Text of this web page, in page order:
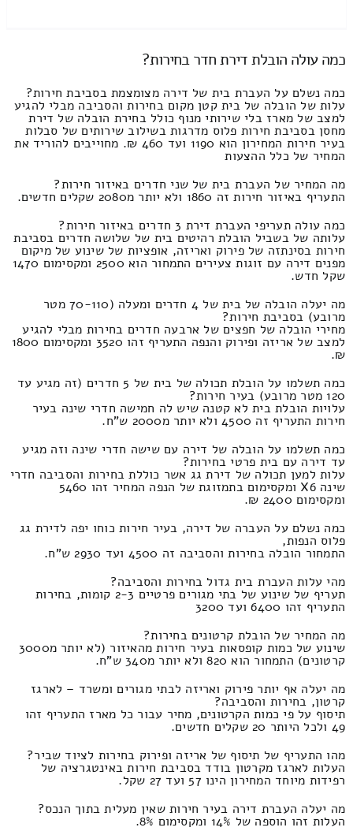
כמה עולה הובלת דירת חדר בחירות?
כמה נשלם על העברת בית של דירה מצומצמת בסביבת חירות?
עלות של הובלה של בית קטן מקום בחירות והסביבה מבלי להגיע
למצב של מארז בלי שירותי מנוף כולל בחירת הובלה של דירת
מחסן בסביבת חירות פלוס מדרגות בשילוב שירותים של סבלות
בעיר חירות המחירון הוא 1190 ועד 460 ₪. מחוייבים להוריד את
המחיר של כלל ההצעות
מה המחיר של העברת בית של שני חדרים באיזור חירות?
התעריף באיזור חירות זה 1860 ולא יותר מ2080 שקלים חדשים.
כמה עולה תעריפי העברת דירת 3 חדרים באיזור חירות?
עלותה של בשביל הובלת רהיטים בית של שלושה חדרים בסביבת
חירות בסינתזה של פירוק ואריזה, אופציות של שינוע של מיקום
מפנים דירה עם זוגות צעירים התמחור הוא 2500 ומקסימום 1470
שקל חדש.
מה יעלה הובלה של בית של 4 חדרים ומעלה (70-110 מטר
מרובע) בסביבת חירות?
מחירי הובלה של חפצים של ארבעה חדרים בחירות מבלי להגיע
למצב של אריזה ופירוק והנפה התעריף זהו 3520 ומקסימום 1800
₪.
כמה תשלמו על הובלת תכולה של בית של 5 חדרים (זה מגיע עד
120 מטר מרובע) בעיר חירות?
עלויות הובלת בית לא קטנה שיש לה חמישה חדרי שינה בעיר
חירות התעריף זה 4500 ולא יותר מ2000 ש"ח.
כמה תשלמו על הובלה של דירה עם שישה חדרי שינה וזה מגיע
עד דירה עם בית פרטי בחירות?
עלות למען תכולה של דירת גג אשר כוללת בחירות והסביבה חדרי
שינה X6 ומקסימום בתמזוגת של הנפה המחיר זהו 5460
ומקסימום 2400 ₪.
כמה נשלם על העברה של דירה, בעיר חירות כוחו יפה לדירת גג
פלוס הנפות,
התמחור הובלה בחירות והסביבה זה 4500 ועד 2930 ש"ח.
מהי עלות העברת בית גדול בחירות והסביבה?
תעריף של שינוע של בתי מגורים פרטיים 2-3 קומות, בחירות
התעריף זהו 6400 ועד 3200
מה המחיר של הובלת קרטונים בחירות?
שינוע של כמות קופסאות בעיר חירות מהאיזור (לא יותר מ3000
קרטונים) התמחור הוא 820 ולא יותר מ340 ש"ח.
מה יעלה אף יותר פירוק ואריזה לבתי מגורים ומשרד – לארגז
קרטון, בחירות והסביבה?
תיסוף על פי כמות הקרטונים, מחיר עבור כל מארז התעריף זהו
49 ולכל היותר 20 שקלים חדשים.
מהו התעריף של תיסוף של אריזה ופירוק בחירות לציוד שביר?
העלות לארגז מקרטון בודד בסביבת חירות באינטגרציה של
רפידות מיוחד המחירון הינו 57 ועד 27 שקל.
מה יעלה העברת דירה בעיר חירות שאין מעלית בתוך הנכס?
העלות זהו הוספה של 14% ומקסימום 8%.